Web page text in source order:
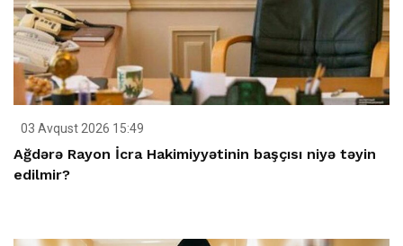
03 Avqust 2026 15:49
Ağdərə Rayon İcra Hakimiyyətinin başçısı niyə təyin
edilmir?